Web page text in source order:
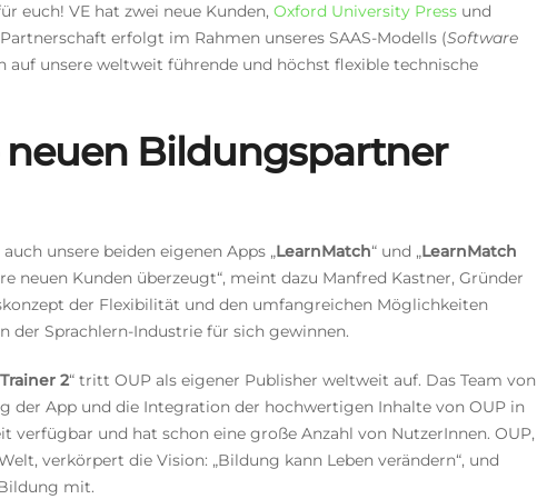
euch! VE hat zwei neue Kunden, Oxford University Press und
erfolgt im Rahmen unseres SAAS-Modells (Software
auf unsere weltweit führende und höchst flexible technische
neuen Bildungspartner
unsere beiden eigenen Apps „LearnMatch“ und „LearnMatch
neuen Kunden überzeugt“, meint dazu Manfred Kastner, Gründer
der Flexibilität und den umfangreichen Möglichkeiten
der Sprachlern-Industrie für sich gewinnen.
2“ tritt OUP als eigener Publisher weltweit auf. Das Team von
der App und die Integration der hochwertigen Inhalte von OUP in
verfügbar und hat schon eine große Anzahl von NutzerInnen. OUP,
verkörpert die Vision: „Bildung kann Leben verändern“, und
mit.